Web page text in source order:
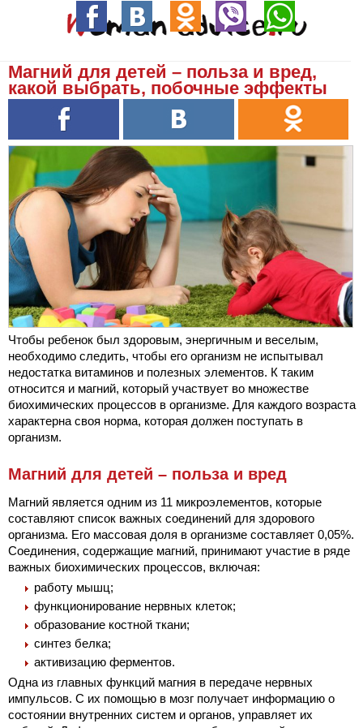
Магний для детей – польза и вред,
какой выбрать, побочные эффекты
Чтобы ребенок был здоровым, энергичным и веселым,
необходимо следить, чтобы его организм не испытывал
недостатка витаминов и полезных элементов. К таким
относится и магний, который участвует во множестве
биохимических процессов в организме. Для каждого возраста
характерна своя норма, которая должен поступать в
организм.
Магний для детей – польза и вред
Магний является одним из 11 микроэлементов, которые
составляют список важных соединений для здорового
организма. Его массовая доля в организме составляет 0,05%.
Соединения, содержащие магний, принимают участие в ряде
важных биохимических процессов, включая:
работу мышц;
функционирование нервных клеток;
образование костной ткани;
синтез белка;
активизацию ферментов.
Одна из главных функций магния в передаче нервных
импульсов. С их помощью в мозг получает информацию о
состоянии внутренних систем и органов, управляет их